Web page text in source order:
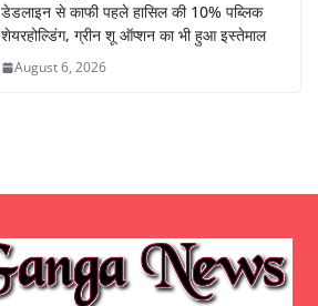
डेडलाइन से काफी पहले हासिल की 10% पब्लिक
शेयरहोल्डिंग, ग्रीन शू ऑप्शन का भी हुआ इस्तेमाल
August 6, 2026